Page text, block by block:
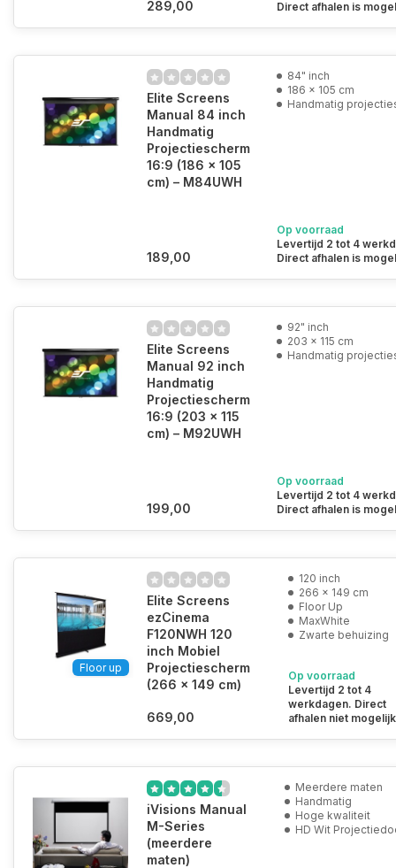
289,00 Direct afhalen is
Elite Screens
Manual 84 inch
Handmatig
Projectiescherm
16:9 (186 x 105
cm) – M84UWH
189,00
84" inch
186 x 105 cm
Handmatig
Op voorraad
Levertijd 2 tot 4
Direct afhalen is
Elite Screens
Manual 92 inch
Handmatig
Projectiescherm
16:9 (203 x 115
cm) – M92UWH
199,00
92" inch
203 x 115 cm
Handmatig
Op voorraad
Levertijd 2 tot 4
Direct afhalen is
Floor up
Elite Screens
ezCinema
F120NWH 120
inch Mobiel
Projectiescherm
(266 x 149 cm)
669,00
120 inch
266 x 149 cm
Floor Up
MaxWhite
Zwarte behuizing
Op voorraad
Levertijd 2 tot 4
werkdagen. Direct
afhalen niet
iVisions Manual
M-Series
(meerdere
maten)
Meerdere maten
Handmatig
Hoge kwaliteit
HD Wit